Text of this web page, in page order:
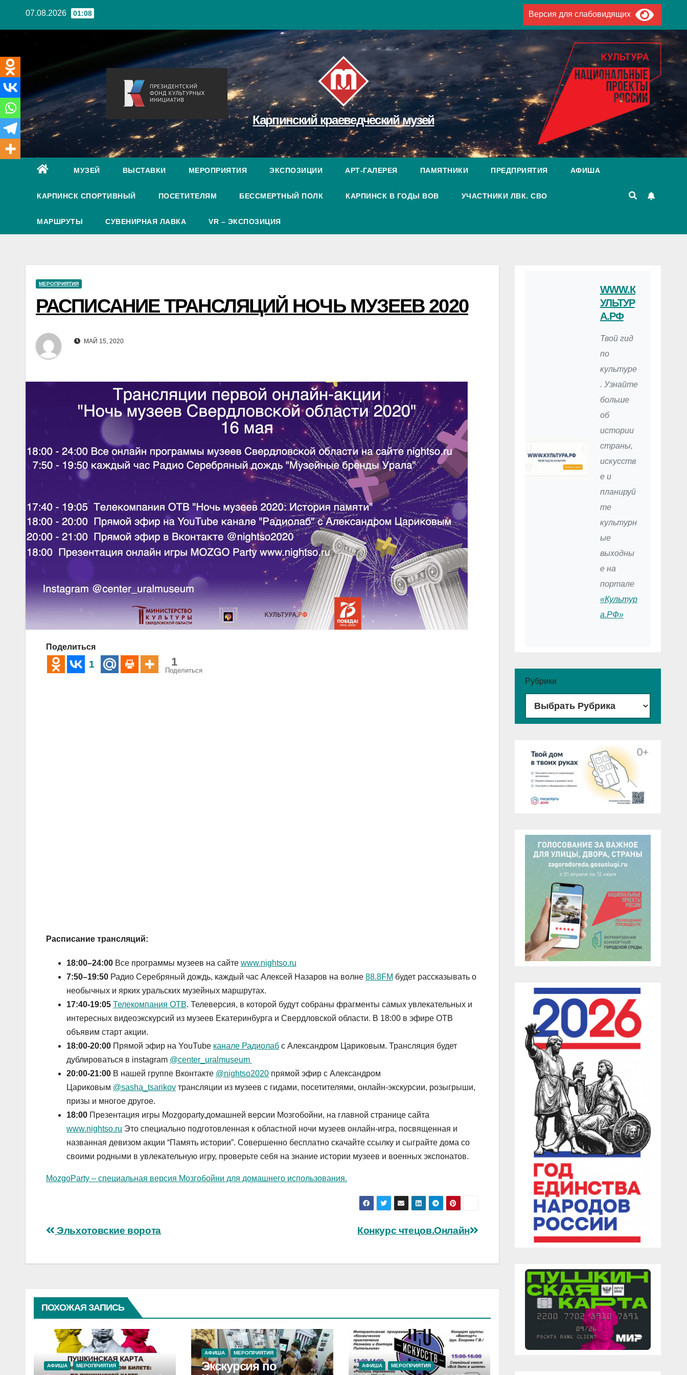
07.08.2026 01:08 Версия для слабовидящих
Карпинский краеведческий музей
МУЗЕЙ ВЫСТАВКИ МЕРОПРИЯТИЯ ЭКСПОЗИЦИИ АРТ-ГАЛЕРЕЯ ПАМЯТНИКИ ПРЕДПРИЯТИЯ АФИША
КАРПИНСК СПОРТИВНЫЙ ПОСЕТИТЕЛЯМ БЕССМЕРТНЫЙ ПОЛК КАРПИНСК В ГОДЫ ВОВ УЧАСТНИКИ ЛВК. СВО
МАРШРУТЫ СУВЕНИРНАЯ ЛАВКА VR – ЭКСПОЗИЦИЯ
WWW.К
УЛЬТУР
А.РФ
Твой гид
по
культуре
. Узнайте
больше
об
истории
страны,
искусств
е и
планируй
те
культурн
ые
выходны
е на
портале
«Культур
а.РФ»
Рубрики
МЕРОПРИЯТИЯ
РАСПИСАНИЕ ТРАНСЛЯЦИЙ НОЧЬ МУЗЕЕВ 2020
МАЙ 15, 2020
Поделиться
1 1
Поделиться
Расписание трансляций:
18:00–24:00 Все программы музеев на сайте www.nightso.ru
7:50–19:50 Радио Серебряный дождь, каждый час Алексей Назаров на волне 88.8FM будет рассказывать о
необычных и ярких уральских музейных маршрутах.
17:40-19:05 Телекомпания ОТВ. Телеверсия, в которой будут собраны фрагменты самых увлекательных и
интересных видеоэкскурсий из музеев Екатеринбурга и Свердловской области. В 18:00 в эфире ОТВ
объявим старт акции.
18:00-20:00 Прямой эфир на YouTube канале Радиолаб с Александром Цариковым. Трансляция будет
дублироваться в instagram @center_uralmuseum
20:00-21:00 В нашей группе Вконтакте @nightso2020 прямой эфир с Александром
Цариковым @sasha_tsarikov трансляции из музеев с гидами, посетителями, онлайн-экскурсии, розыгрыши,
призы и многое другое.
18:00 Презентация игры Mozgoparty,домашней версии Мозгобойни, на главной странице сайта
www.nightso.ru Это специально подготовленная к областной ночи музеев онлайн-игра, посвященная и
названная девизом акции “Память истории”. Совершенно бесплатно скачайте ссылку и сыграйте дома со
своими родными в увлекательную игру, проверьте себя на знание истории музеев и военных экспонатов.
MozgoParty – специальная версия Мозгобойни для домашнего использования.
Навигация
Конкурс чтецов.Онлайн
Эльхотовские ворота
ПОХОЖАЯ ЗАПИСЬ
АФИША МЕРОПРИЯТИЯ
АФИША МЕРОПРИЯТИЯ
Экскурсия по
АФИША МЕРОПРИЯТИЯ